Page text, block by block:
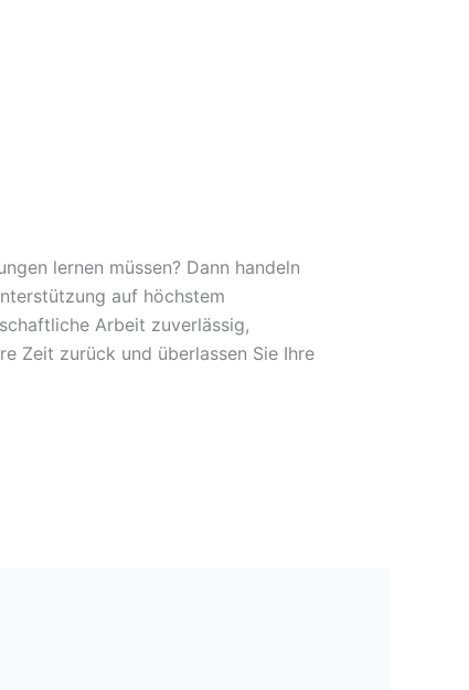
lernen müssen? Dann handeln
auf höchstem
Arbeit zuverlässig,
Zeit zurück und überlassen Sie Ihre